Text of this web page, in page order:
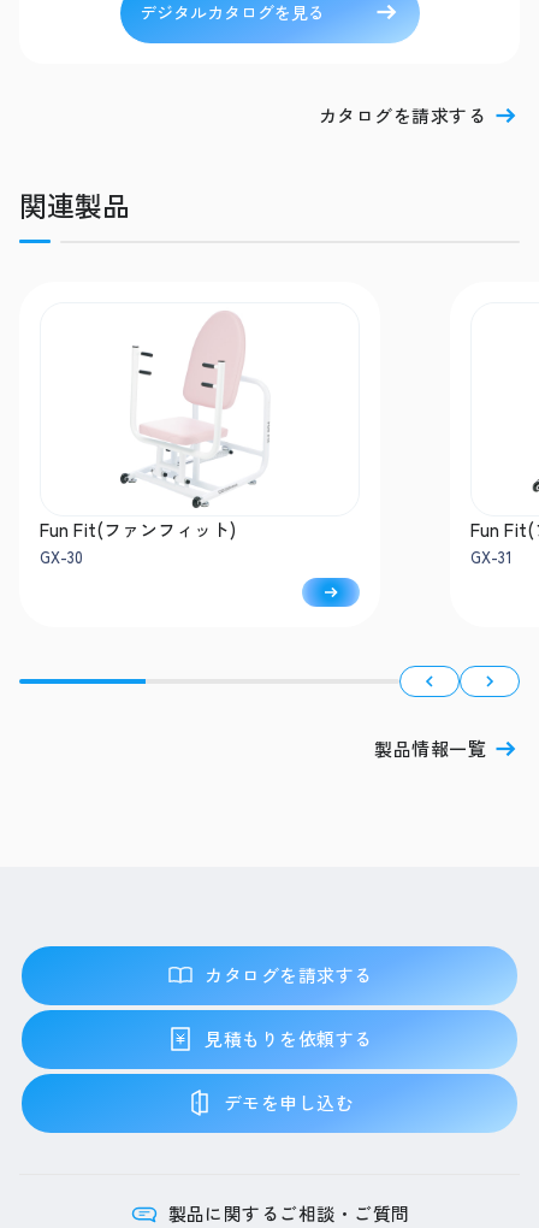
デジタルカタログを見る
カタログを請求する
関連製品
Fun Fit(ファンフィット)
GX-30
Fun Fit(
GX-31
製品情報一覧
カタログを請求する
見積もりを依頼する
デモを申し込む
製品に関するご相談・ご質問